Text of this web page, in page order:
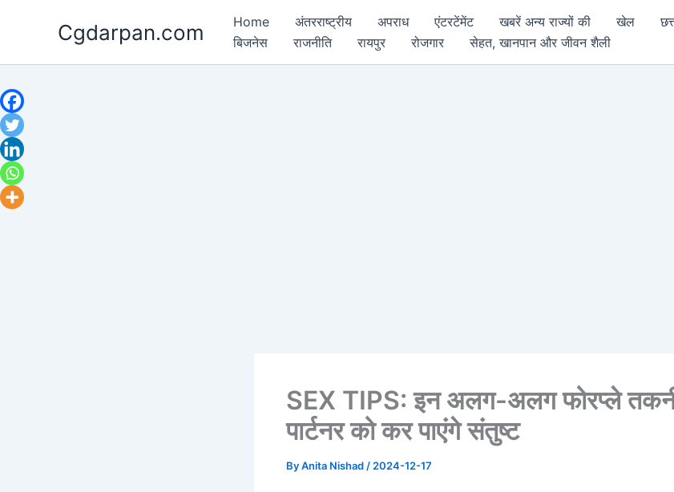
Cgdarpan.com Home अंतरराष्ट्रीय अपराध एंटरटेंमेंट खबरें अन्य राज्यों की खेल
बिजनेस
राजनीति रायपुर रोजगार सेहत, खानपान और जीवन शैली
SEX TIPS: इन अलग-अलग फोरप्ले
पार्टनर को कर पाएंगे संतुष्ट
ByAnita Nishad / 2024-12-17